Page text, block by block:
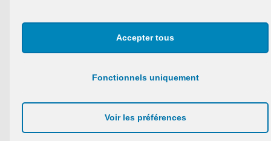
Plan du site
légales & confidentialité
Accepter tous
Fonctionnels uniquement
Voir les préférences